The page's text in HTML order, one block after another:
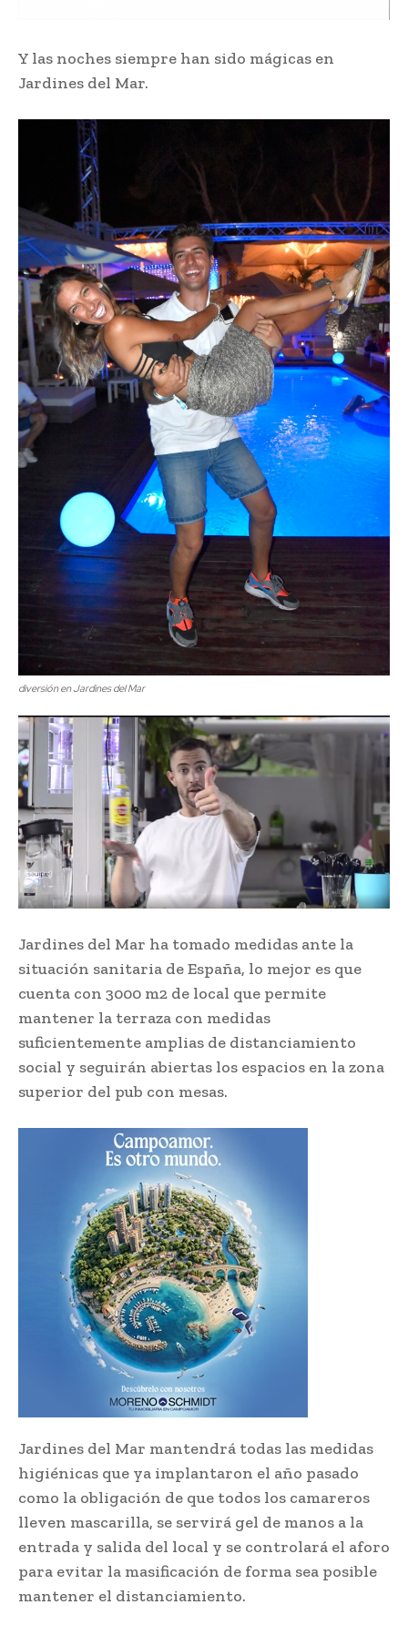
Y las noches siempre han sido mágicas en
Jardines del Mar.
diversión en Jardines del Mar
Jardines del Mar ha tomado medidas ante la
situación sanitaria de España, lo mejor es que
cuenta con 3000 m2 de local que permite
mantener la terraza con medidas
suficientemente amplias de distanciamiento
social y seguirán abiertas los espacios en la zona
superior del pub con mesas.
Jardines del Mar mantendrá todas las medidas
higiénicas que ya implantaron el año pasado
como la obligación de que todos los camareros
lleven mascarilla, se servirá gel de manos a la
entrada y salida del local y se controlará el aforo
para evitar la masificación de forma sea posible
mantener el distanciamiento.